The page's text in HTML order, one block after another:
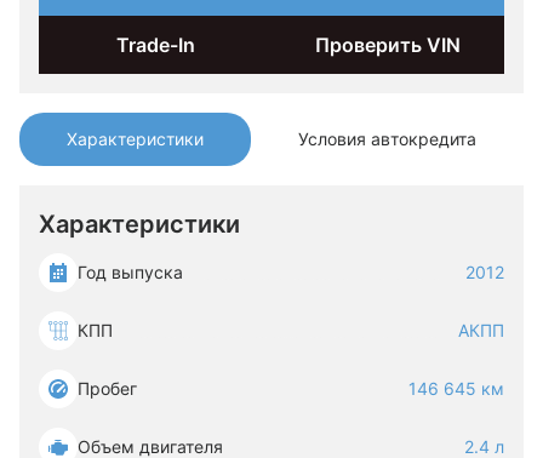
Характеристики Условия автокредита
Характеристики
Год выпуска 2012
КПП АКПП
Пробег 146 645 км
Объем двигателя 2.4 л
Trade-In Проверить VIN